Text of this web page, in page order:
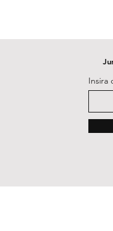
Insira